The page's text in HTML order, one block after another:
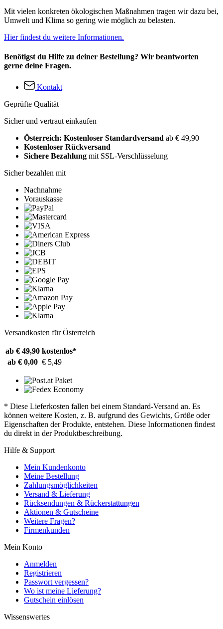
Mit vielen konkreten ökologischen Maßnahmen tragen wir dazu bei,
Umwelt und Klima so gering wie möglich zu belasten.
Hier findest du weitere Informationen.
Benötigst du Hilfe zu deiner Bestellung? Wir beantworten
gerne deine Fragen.
Kontakt
Geprüfte Qualität
Sicher und vertraut einkaufen
Österreich: Kostenloser Standardversand ab € 49,90
Kostenloser Rückversand
Sichere Bezahlung mit SSL-Verschlüsselung
Sicher bezahlen mit
Nachnahme
Vorauskasse
Versandkosten für Österreich
ab € 49,90 kostenlos*
ab € 0,00 € 5,49
* Diese Lieferkosten fallen bei einem Standard-Versand an. Es
können weitere Kosten, z. B. aufgrund des Gewichts, Größe oder
Eigenschaften der Produkte, entstehen. Diese Informationen findest
du direkt in der Produktbeschreibung.
Hilfe & Support
Mein Kundenkonto
Meine Bestellung
Zahlungsmöglichkeiten
Versand & Lieferung
Rücksendungen & Rückerstattungen
Aktionen & Gutscheine
Weitere Fragen?
Firmenkunden
Mein Konto
Anmelden
Registrieren
Passwort vergessen?
Wo ist meine Lieferung?
Gutschein einlösen
Wissenswertes